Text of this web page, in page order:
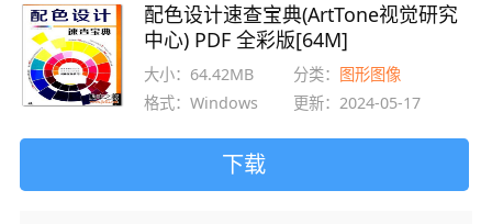
配色设计速查宝典(ArtTone视觉研究
中心) PDF 全彩版[64M]
大小：64.42MB 分类： 图形图像
格式：Windows
更新：2024-05-17
下载